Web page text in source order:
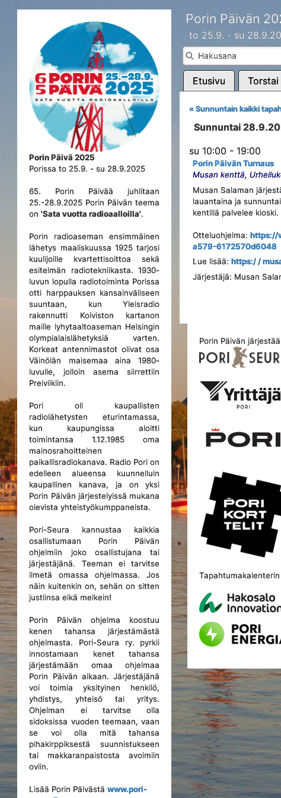
Porin Päivä 2025
Porissa to 25.9. - su 28.9.2025
65. Porin Päivää juhlitaan
25.-28.9.2025 Porin Päivän teema
on'Sata vuotta radioaalloilla'.
Porin radioaseman ensimmäinen
lähetys maaliskuussa 1925 tarjosi
kuulijoille kvartettisoittoa sekä
esitelmän radiotekniikasta. 1930-
luvun lopulla radiotoiminta Porissa
otti harppauksen kansainväliseen
suuntaan, kun Yleisradio
rakennutti Koiviston kartanon
maille lyhytaaltoaseman Helsingin
olympialaislähetyksiä varten.
Korkeat antennimastot olivat osa
Väinölän maisemaa aina 1980-
luvulle, jolloin asema siirrettiin
Preiviikiin.
Pori oli kaupallisten
radiolähetysten eturintamassa,
kun kaupungissa aloitti
toimintansa 1.12.1985 oma
mainosrahoitteinen
paikallisradiokanava. Radio Pori on
edelleen alueensa kuunnelluin
kaupallinen kanava, ja on yksi
Porin Päivän järjestelyissä mukana
olevista yhteistyökumppaneista.
Pori-Seura kannustaa kaikkia
osallistumaan Porin Päivän
ohjelmiin joko osallistujana tai
järjestäjänä. Teeman ei tarvitse
ilmetä omassa ohjelmassa. Jos
näin kuitenkin on, sehän on sitten
justiinsa eikä melkein!
Porin Päivän ohjelma koostuu
kenen tahansa järjestämästä
ohjelmasta. Pori-Seura ry. pyrkii
innostamaan kenet tahansa
järjestämään omaa ohjelmaa
Porin Päivän aikaan. Järjestäjänä
voi toimia yksityinen henkilö,
yhdistys, yhteisö tai yritys.
Ohjelman ei tarvitse olla
sidoksissa vuoden teemaan, vaan
se voi olla mitä tahansa
pihakirppiksestä suunnistukseen
tai makkaranpaistosta avoimiin
oviin.
Lisää Porin Päivästäwww.pori-
Porin Päivän
to 25.9. - su
Etusivu Torstai
« Sunnuntain kaikki
Sunnuntai
su 10:00 - 19:00
Porin Päivän Turnaus
Musan kenttä,
Musan Salaman
lauantaina ja
kentillä palvelee kioski.
Otteluohjelma:https://
a579-6172570d6048
Lue lisää:https:/ /
Järjestäjä: Musan
Porin Päivän